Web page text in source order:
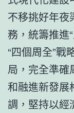
不移挑好年夜
務，統籌推進
“四個周全”戰
局，完全準確
和融進新發展
調，堅持以經